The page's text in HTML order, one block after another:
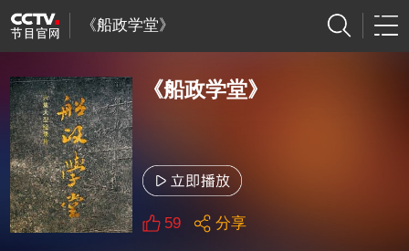
《船政学堂》
《船政学堂》
59 分享